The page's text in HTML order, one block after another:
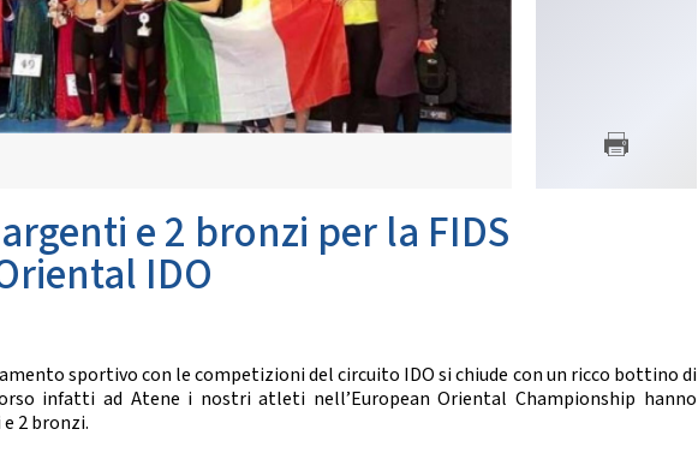
Danze Orientali
Flamenco
Tap Dance
Country Western
Choreographic Dance
Show Freestyle
Show
Ballo da Sala
SETTORE TECNICO FEDERALE
Struttura Nazionale
SETTORE ARBITRALE
ALBO TECNICI/UFFICIALI DI GARA
e 2 bronzi per la FIDS
IDO
sportivo con le competizioni del circuito IDO si chiude con un ricco bottino di
infatti ad Atene i nostri atleti nell’European Oriental Championship hanno
2 bronzi.